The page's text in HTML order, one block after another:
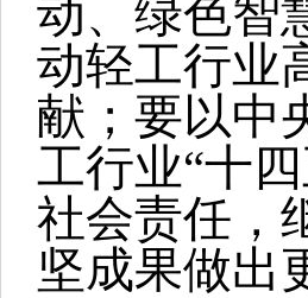
动、绿色智
动轻工行业
献；要以中
工行业“十
社会责任，
坚成果做出